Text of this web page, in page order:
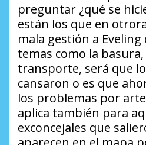
preguntar ¿qué se
están los que en
mala gestión a Eveling
temas como la
transporte, será que
cansaron o es que
los problemas por
aplica también para
exconcejales que